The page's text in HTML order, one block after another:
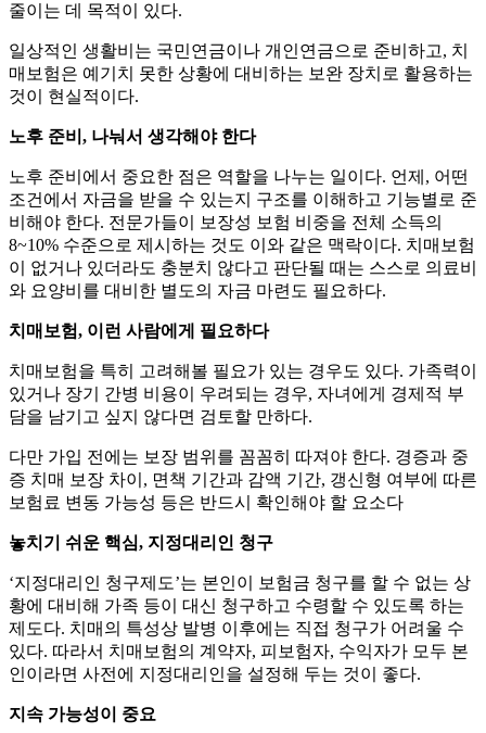
줄이는 데 목적이 있다.
일상적인 생활비는 국민연금이나 개인연금으로 준비하고, 치
매보험은 예기치 못한 상황에 대비하는 보완 장치로 활용하는
것이 현실적이다.
노후 준비, 나눠서 생각해야 한다
노후 준비에서 중요한 점은 역할을 나누는 일이다. 언제, 어떤
조건에서 자금을 받을 수 있는지 구조를 이해하고 기능별로 준
비해야 한다. 전문가들이 보장성 보험 비중을 전체 소득의
8~10% 수준으로 제시하는 것도 이와 같은 맥락이다. 치매보험
이 없거나 있더라도 충분치 않다고 판단될 때는 스스로 의료비
와 요양비를 대비한 별도의 자금 마련도 필요하다.
치매보험, 이런 사람에게 필요하다
치매보험을 특히 고려해볼 필요가 있는 경우도 있다. 가족력이
있거나 장기 간병 비용이 우려되는 경우, 자녀에게 경제적 부
담을 남기고 싶지 않다면 검토할 만하다.
다만 가입 전에는 보장 범위를 꼼꼼히 따져야 한다. 경증과 중
증 치매 보장 차이, 면책 기간과 감액 기간, 갱신형 여부에 따른
보험료 변동 가능성 등은 반드시 확인해야 할 요소다
놓치기 쉬운 핵심, 지정대리인 청구
‘지정대리인 청구제도’는 본인이 보험금 청구를 할 수 없는 상
황에 대비해 가족 등이 대신 청구하고 수령할 수 있도록 하는
제도다. 치매의 특성상 발병 이후에는 직접 청구가 어려울 수
있다. 따라서 치매보험의 계약자, 피보험자, 수익자가 모두 본
인이라면 사전에 지정대리인을 설정해 두는 것이 좋다.
지속 가능성이 중요